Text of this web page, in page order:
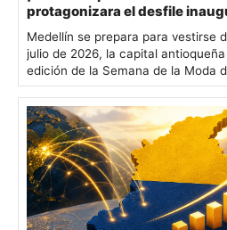
protagonizara el desfile
Medellín se prepara para vestirse
julio de 2026, la capital
edición de la Semana de la Moda